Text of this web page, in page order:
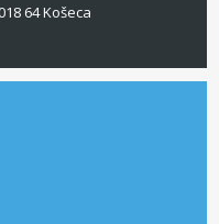
64 Košeca